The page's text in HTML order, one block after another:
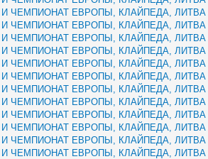
И ЧЕМПИОНАТ ЕВРОПЫ, КЛАЙПЕДА, ЛИТВА
И ЧЕМПИОНАТ ЕВРОПЫ, КЛАЙПЕДА, ЛИТВА
И ЧЕМПИОНАТ ЕВРОПЫ, КЛАЙПЕДА, ЛИТВА
И ЧЕМПИОНАТ ЕВРОПЫ, КЛАЙПЕДА, ЛИТВА
И ЧЕМПИОНАТ ЕВРОПЫ, КЛАЙПЕДА, ЛИТВА
И ЧЕМПИОНАТ ЕВРОПЫ, КЛАЙПЕДА, ЛИТВА
И ЧЕМПИОНАТ ЕВРОПЫ, КЛАЙПЕДА, ЛИТВА
И ЧЕМПИОНАТ ЕВРОПЫ, КЛАЙПЕДА, ЛИТВА
И ЧЕМПИОНАТ ЕВРОПЫ, КЛАЙПЕДА, ЛИТВА
И ЧЕМПИОНАТ ЕВРОПЫ, КЛАЙПЕДА, ЛИТВА
И ЧЕМПИОНАТ ЕВРОПЫ, КЛАЙПЕДА, ЛИТВА
И ЧЕМПИОНАТ ЕВРОПЫ, КЛАЙПЕДА, ЛИТВА